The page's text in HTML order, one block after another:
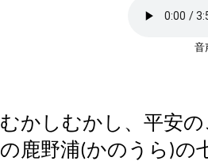
むかしむかし、平安
の鹿野浦(かのうら )の